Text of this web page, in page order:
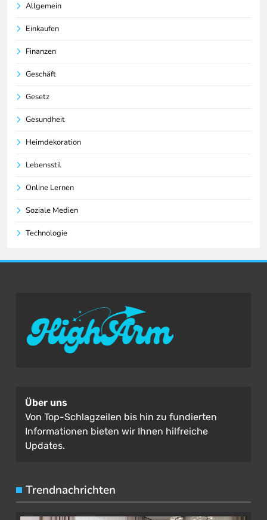
Allgemein
Einkaufen
Finanzen
Geschäft
Gesetz
Gesundheit
Heimdekoration
Lebensstil
Online Lernen
Soziale Medien
Technologie
Über uns
Von Top-Schlagzeilen bis hin zu fundierten
Informationen bieten wir Ihnen hilfreiche
Updates.
Trendnachrichten